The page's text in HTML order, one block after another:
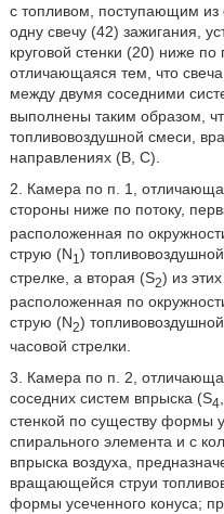
с топливом, поступающим
одну свечу (42) зажигания,
круговой стенки (20) ниже по
отличающаяся тем, что
между двумя соседними
выполнены таким образом,
топливовоздушной смеси,
направлениях (B, C).
2. Камера по п. 1,
стороны ниже по потоку,
расположенная по
струю (N1 )
стрелке, а вторая (S2) из
расположенная по
струю (N2)
часовой стрелки.
3. Камера по п. 2,
соседних систем впрыска (S4
стенкой по существу формы
спирального элемента и с
впрыска воздуха,
вращающейся струи
формы усеченного конуса;